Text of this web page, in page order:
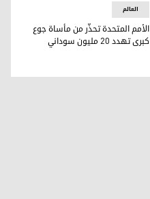
العالم
الأمم المتحدة تحذّر من مأساة جوع
كبرى تهدد 20 مليون سوداني